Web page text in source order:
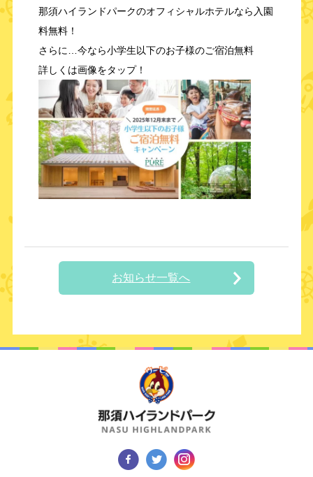
那須ハイランドパークのオフィシャルホテルなら入園
料無料！
さらに…今なら小学生以下のお子様のご宿泊無料
詳しくは画像をタップ！
お知らせ一覧へ